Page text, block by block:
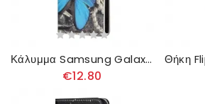
Κάλυμμα Samsung Galaxy A13 5G Μπλε Πεταλούδα
€12.80